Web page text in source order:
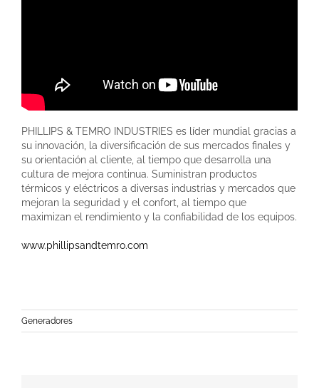
PHILLIPS & TEMRO INDUSTRIES es líder mundial gracias a
su innovación, la diversificación de sus mercados finales y
su orientación al cliente, al tiempo que desarrolla una
cultura de mejora continua. Suministran productos
térmicos y eléctricos a diversas industrias y mercados que
mejoran la seguridad y el confort, al tiempo que
maximizan el rendimiento y la confiabilidad de los equipos.
www.phillipsandtemro.com
Generadores